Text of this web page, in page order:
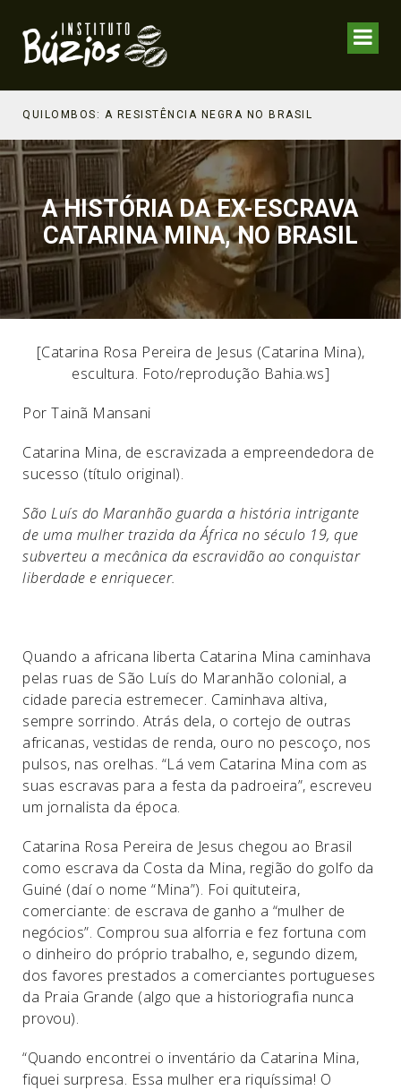
QUILOMBOS: A RESISTÊNCIA NEGRA NO BRASIL
A HISTÓRIA DA EX-ESCRAVA
CATARINA MINA, NO BRASIL
[Catarina Rosa Pereira de Jesus (Catarina Mina),
escultura. Foto/reprodução Bahia.ws]
Por Tainã Mansani
Catarina Mina, de escravizada a empreendedora de
sucesso (título original).
São Luís do Maranhão guarda a história intrigante
de uma mulher trazida da África no século 19, que
subverteu a mecânica da escravidão ao conquistar
liberdade e enriquecer.
Quando a africana liberta Catarina Mina caminhava
pelas ruas de São Luís do Maranhão colonial, a
cidade parecia estremecer. Caminhava altiva,
sempre sorrindo. Atrás dela, o cortejo de outras
africanas, vestidas de renda, ouro no pescoço, nos
pulsos, nas orelhas. “Lá vem Catarina Mina com as
suas escravas para a festa da padroeira”, escreveu
um jornalista da época.
Catarina Rosa Pereira de Jesus chegou ao Brasil
como escrava da Costa da Mina, região do golfo da
Guiné (daí o nome “Mina”). Foi quituteira,
comerciante: de escrava de ganho a “mulher de
negócios”. Comprou sua alforria e fez fortuna com
o dinheiro do próprio trabalho, e, segundo dizem,
dos favores prestados a comerciantes portugueses
da Praia Grande (algo que a historiografia nunca
provou).
“Quando encontrei o inventário da Catarina Mina,
fiquei surpresa. Essa mulher era riquíssima! O